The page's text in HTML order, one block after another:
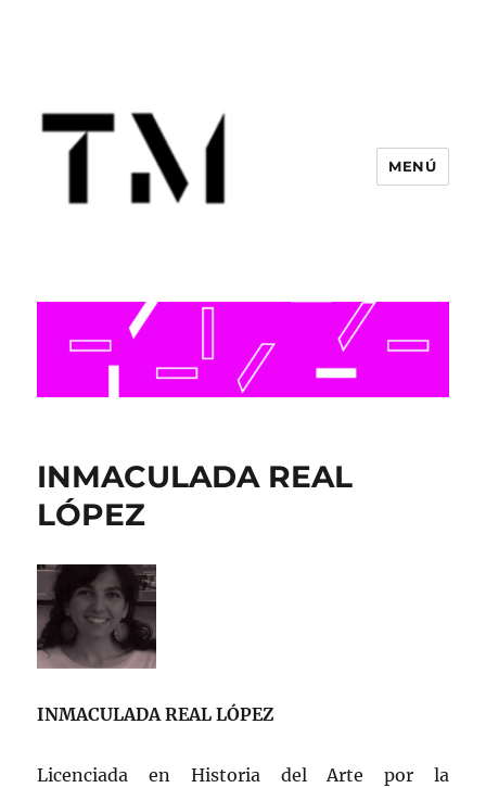
MENÚ
INMACULADA REAL
LÓPEZ
INMACULADA REAL LÓPEZ
Licenciada en Historia del Arte por la